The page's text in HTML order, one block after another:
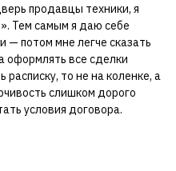
продавцы техники, я
Тем самым я даю себе
— потом мне легче сказать
оформлять все сделки
расписку, то не на коленке, а
слишком дорого
условия договора.